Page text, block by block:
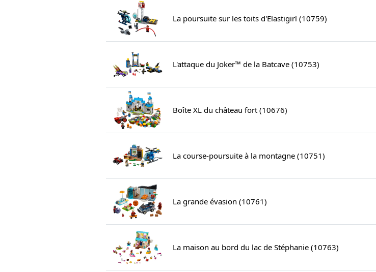
La poursuite sur les toits d'Elastigirl (10759)
L'attaque du Joker™ de la Batcave (10753)
Boîte XL du château fort (10676)
La course-poursuite à la montagne (10751)
La grande évasion (10761)
La maison au bord du lac de Stéphanie (10763)